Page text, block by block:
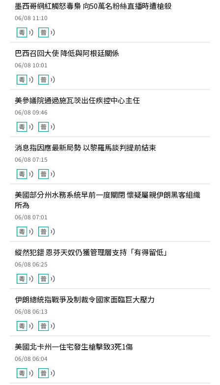
墨西哥網紅觸怒毒梟 向50萬名粉絲直播時遭槍殺
06/08 11:10
巴西召回大使 降低與阿根廷關係
06/08 10:01
美參議院通過施瓦茨出任疾控中心主任
06/08 09:46
消息指因應最新局勢 以黎羅馬談判提前結束
06/08 07:15
美國部分州水務系統早前一度關閉 懷疑屬親伊朗黑客組織
所為
06/08 07:01
縱然犯錯 恩芬天奴仍獲管理層支持「有得留低」
06/08 06:25
伊朗總統指戰爭及制裁令國家面臨巨大壓力
06/08 06:13
美國北卡州一住宅發生槍擊致3死1傷
06/08 06:04